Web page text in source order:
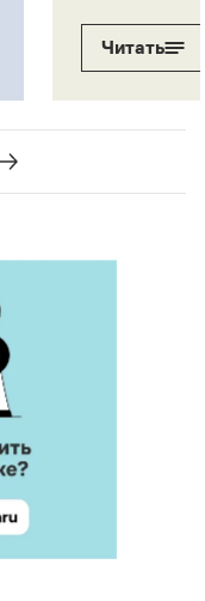
Читать